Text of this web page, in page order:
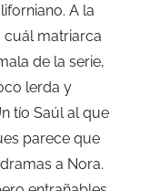
A la
cuál matriarca
de la serie,
lerda y
tío Saúl al que
parece que
a Nora.